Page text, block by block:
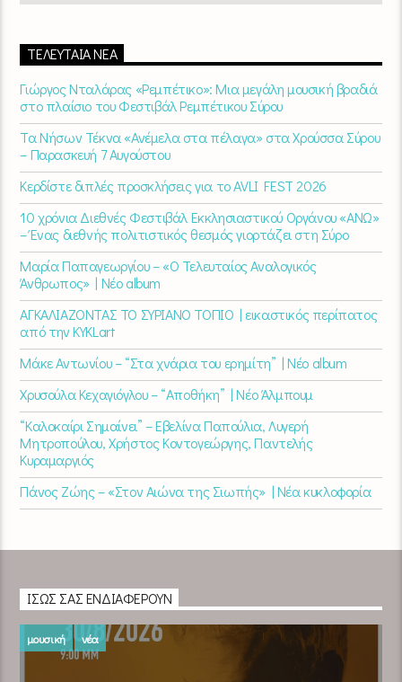
ΤΕΛΕΥΤΑΊΑ ΝΈΑ
Γιώργος Νταλάρας «Ρεμπέτικο»: Μια μεγάλη μουσική βραδιά
στο πλαίσιο του Φεστιβάλ Ρεμπέτικου Σύρου
Τα Νήσων Τέκνα «Ανέμελα στα πέλαγα» στα Χρούσσα Σύρου
– Παρασκευή 7 Αυγούστου
Κερδίστε διπλές προσκλήσεις για το AVLI FEST 2026
10 χρόνια Διεθνές Φεστιβάλ Εκκλησιαστικού Οργάνου «ΑΝΩ»
– Ένας διεθνής πολιτιστικός θεσμός γιορτάζει στη Σύρο​
Μαρία Παπαγεωργίου – «Ο Τελευταίος Αναλογικός
Άνθρωπος» | Νέο album
ΑΓΚΑΛΙΑΖΟΝΤΑΣ ΤΟ ΣΥΡΙΑΝΟ ΤΟΠΙΟ | εικαστικός περίπατος
από την KYKLart
Μάκε Αντωνίου – “Στα χνάρια του ερημίτη” | Νέο album
Χρυσούλα Κεχαγιόγλου – “Αποθήκη” | Νέο Άλμπουμ
“Καλοκαίρι Σημαίνει” – Εβελίνα Παπούλια, Λυγερή
Μητροπούλου, Χρήστος Κοντογεώργης, Παντελής
Κυραμαργιός
Πάνος Ζώης – «Στον Αιώνα της Σιωπής» | Νέα κυκλοφορία
ΊΣΩΣ ΣΑΣ ΕΝΔΙΑΦΈΡΟΥΝ
μουσική νέα